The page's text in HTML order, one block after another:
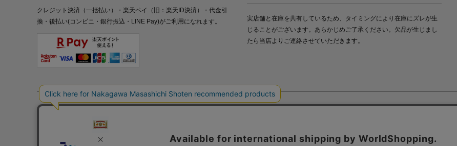
クレジット決済（一括払い）・楽天ペイ（旧：楽天ID決済）・代金引
換・後払い(コンビニ・銀行振込・LINE Pay)がご利用になれます。
実店舗と在庫を共有しているため、タイミングにより在庫にズレが生
じることがございます。あらかじめご了承ください。欠品が生じまし
たら当店よりご連絡させていただきます。
プライバシーポリシー